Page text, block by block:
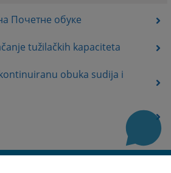
Почетне обуке
tužilačkih kapaciteta
obuka sudija i